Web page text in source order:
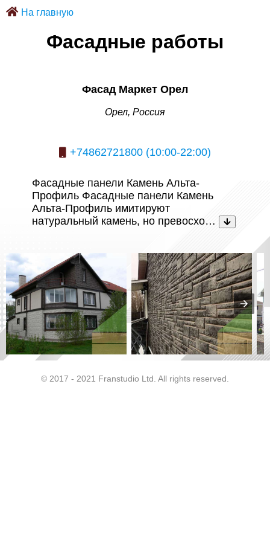
На главную
Фасадные работы
Фасад Маркет Орел
Орел, Россия
+74862721800 (10:00-22:00)
Фасадные панели Камень Альта-
Профиль Фасадные панели Камень
Альта-Профиль имитируют
натуральный камень, но превосхо…
© 2017 - 2021 Franstudio Ltd. All rights reserved.